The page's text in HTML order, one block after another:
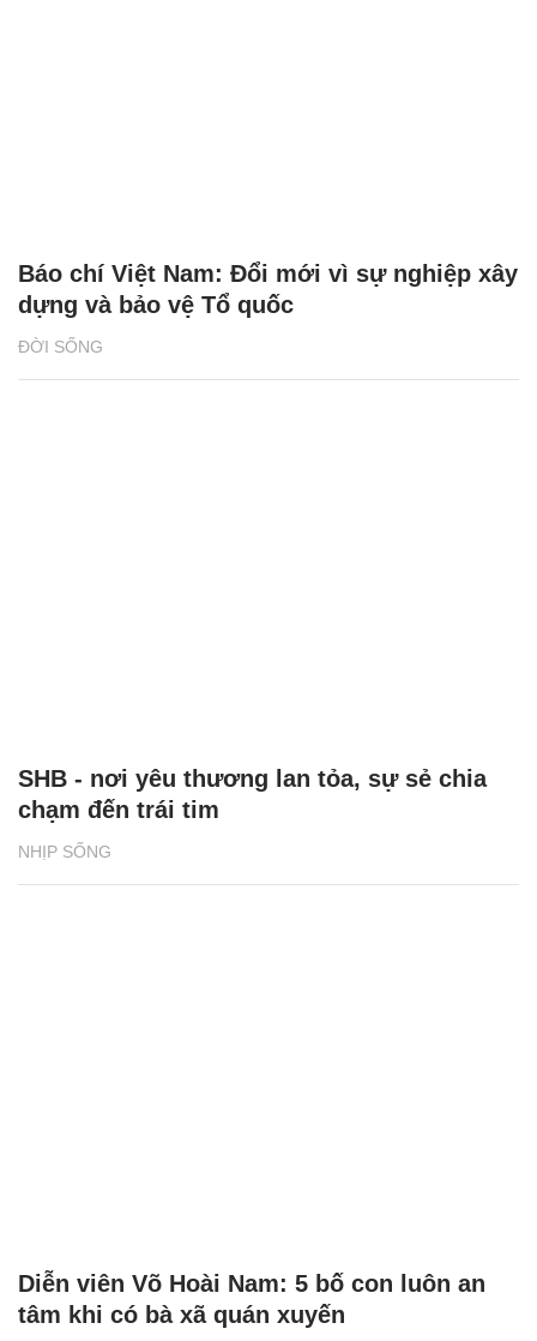
ĐỜI SỐNG
Báo chí Việt Nam: Đổi mới vì sự nghiệp xây
dựng và bảo vệ Tổ quốc
NHỊP SỐNG
SHB - nơi yêu thương lan tỏa, sự sẻ chia
chạm đến trái tim
Diễn viên Võ Hoài Nam: 5 bố con luôn an
tâm khi có bà xã quán xuyến